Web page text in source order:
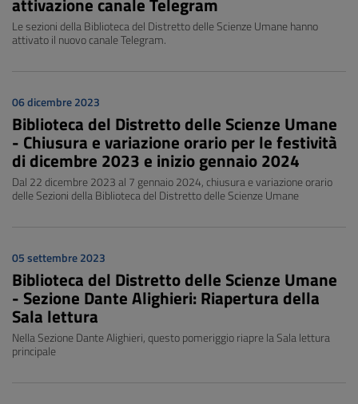
Le sezioni della Biblioteca del Distretto delle Scienze Umane hanno
attivato il nuovo canale Telegram.
06 dicembre 2023
Biblioteca del Distretto delle Scienze Umane
- Chiusura e variazione orario per le festività
di dicembre 2023 e inizio gennaio 2024
Dal 22 dicembre 2023 al 7 gennaio 2024, chiusura e variazione orario
delle Sezioni della Biblioteca del Distretto delle Scienze Umane
05 settembre 2023
Biblioteca del Distretto delle Scienze Umane
- Sezione Dante Alighieri: Riapertura della
Sala lettura
Nella Sezione Dante Alighieri, questo pomeriggio riapre la Sala lettura
principale